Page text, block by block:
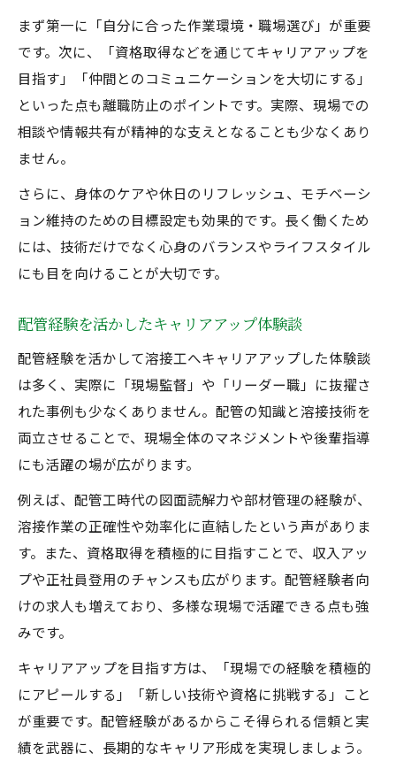
まず第一に「自分に合った作業環境・職場選び」が重要
です。次に、「資格取得などを通じてキャリアアップを
目指す」「仲間とのコミュニケーションを大切にする」
といった点も離職防止のポイントです。実際、現場での
相談や情報共有が精神的な支えとなることも少なくあり
ません。
さらに、身体のケアや休日のリフレッシュ、モチベーシ
ョン維持のための目標設定も効果的です。長く働くため
には、技術だけでなく心身のバランスやライフスタイル
にも目を向けることが大切です。
配管経験を活かしたキャリアアップ体験談
配管経験を活かして溶接工へキャリアアップした体験談
は多く、実際に「現場監督」や「リーダー職」に抜擢さ
れた事例も少なくありません。配管の知識と溶接技術を
両立させることで、現場全体のマネジメントや後輩指導
にも活躍の場が広がります。
例えば、配管工時代の図面読解力や部材管理の経験が、
溶接作業の正確性や効率化に直結したという声がありま
す。また、資格取得を積極的に目指すことで、収入アッ
プや正社員登用のチャンスも広がります。配管経験者向
けの求人も増えており、多様な現場で活躍できる点も強
みです。
キャリアアップを目指す方は、「現場での経験を積極的
にアピールする」「新しい技術や資格に挑戦する」こと
が重要です。配管経験があるからこそ得られる信頼と実
績を武器に、長期的なキャリア形成を実現しましょう。